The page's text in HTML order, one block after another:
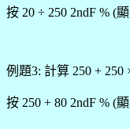
按 20 ÷ 250 2ndF % (
例題3: 計算 250 + 250
按 250 + 80 2ndF % (